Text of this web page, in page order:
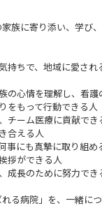
家族に寄り添い、学び
持ちで、地域に愛さ
の心情を理解し、看
をもって行動できる人
チーム医療に貢献でき
合える人
事にも真摯に取り組め
拶ができる人
成長のために努力でき
る病院」を、一緒に